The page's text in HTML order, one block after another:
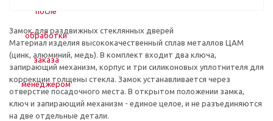
Замок для раздвижных стеклянных дверей
Материал изделия высококачественный сплав металлов ЦАМ
(цинк, алюминий, медь). В комплект входит два ключа,
запирающий механизм, корпус и три силиконовых уплотнителя для
коррекции толщены стекла. Замок устанавливается через
отверстие посадочного места. В открытом положении замка,
ключ и запирающий механизм - единое целое, и не разъединяются
на две отдельные детали.